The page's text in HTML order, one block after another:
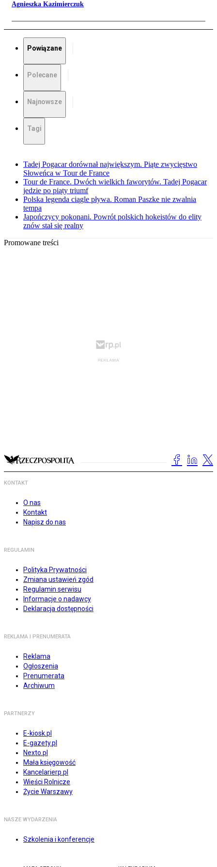
Agnieszka Kazimierczuk
Powiązane
Polecane
Najnowsze
Tagi
Tadej Pogacar dorównał największym. Piąte zwycięstwo
Słoweńca w Tour de France
Tour de France. Dwóch wielkich faworytów. Tadej Pogacar
jedzie po piąty triumf
Polska legenda ciągle pływa. Roman Paszke nie zwalnia
tempa
Japończycy pokonani. Powrót polskich hokeistów do elity
znów stał się realny
Promowane treści
KONTAKT
O nas
Kontakt
Napisz do nas
REGULAMIN
Polityka Prywatności
Zmiana ustawień zgód
Regulamin serwisu
Informacje o nadawcy
Deklaracja dostępności
REKLAMA I PRENUMERATA
Reklama
Ogłoszenia
Prenumerata
Archiwum
PARTNERZY
E-kiosk.pl
E-gazety.pl
Nexto.pl
Mała księgowość
Kancelarierp.pl
Wieści Rolnicze
Życie Warszawy
NASZE WYDARZENIA
Szkolenia i konferencje